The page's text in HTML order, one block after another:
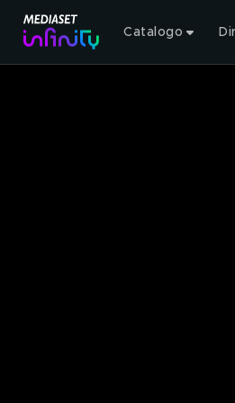
Catalogo